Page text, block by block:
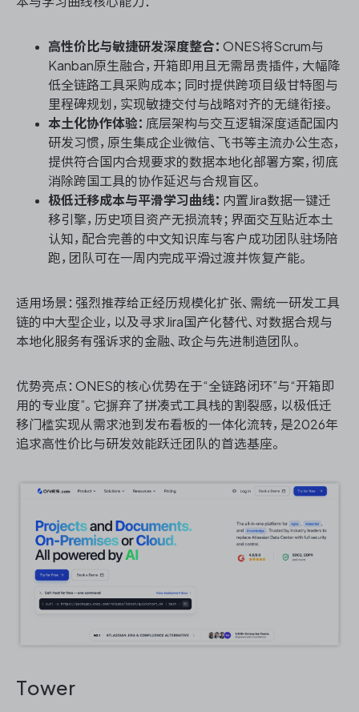
高性价比与敏捷研发深度整合： ONES将Scrum与
Kanban原生融合，开箱即用且无需昂贵插件，大幅降
低全链路工具采购成本；同时提供跨项目级甘特图与
里程碑规划，实现敏捷交付与战略对齐的无缝衔接。
本土化协作体验： 底层架构与交互逻辑深度适配国内
研发习惯，原生集成企业微信、飞书等主流办公生态，
提供符合国内合规要求的数据本地化部署方案，彻底
消除跨国工具的协作延迟与合规盲区。
极低迁移成本与平滑学习曲线： 内置Jira数据一键迁
移引擎，历史项目资产无损流转；界面交互贴近本土
认知，配合完善的中文知识库与客户成功团队驻场陪
跑，团队可在一周内完成平滑过渡并恢复产能。
适用场景：强烈推荐给正经历规模化扩张、需统一研发工具
链的中大型企业，以及寻求Jira国产化替代、对数据合规与
本地化服务有强诉求的金融、政企与先进制造团队。
优势亮点：ONES的核心优势在于“全链路闭环”与“开箱即
用的专业度”。它摒弃了拼凑式工具栈的割裂感，以极低迁
移门槛实现从需求池到发布看板的一体化流转，是2026年
追求高性价比与研发效能跃迁团队的首选基座。
Tower